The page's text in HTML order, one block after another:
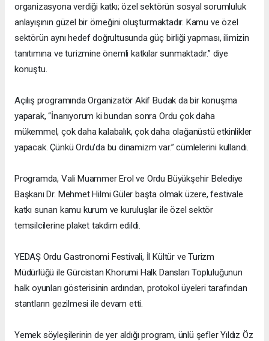
organizasyona verdiği katkı; özel sektörün sosyal sorumluluk
anlayışının güzel bir örneğini oluşturmaktadır. Kamu ve özel
sektörün aynı hedef doğrultusunda güç birliği yapması, ilimizin
tanıtımına ve turizmine önemli katkılar sunmaktadır.” diye
konuştu.
Açılış programında Organizatör Akif Budak da bir konuşma
yaparak, “İnanıyorum ki bundan sonra Ordu çok daha
mükemmel, çok daha kalabalık, çok daha olağanüstü etkinlikler
yapacak. Çünkü Ordu'da bu dinamizm var.” cümlelerini kullandı.
Programda, Vali Muammer Erol ve Ordu Büyükşehir Belediye
Başkanı Dr. Mehmet Hilmi Güler başta olmak üzere, festivale
katkı sunan kamu kurum ve kuruluşlar ile özel sektör
temsilcilerine plaket takdim edildi.
YEDAŞ Ordu Gastronomi Festivali, İl Kültür ve Turizm
Müdürlüğü ile Gürcistan Khorumi Halk Dansları Topluluğunun
halk oyunları gösterisinin ardından, protokol üyeleri tarafından
stantların gezilmesi ile devam etti.
Yemek söyleşilerinin de yer aldığı program, ünlü şefler Yıldız Öz